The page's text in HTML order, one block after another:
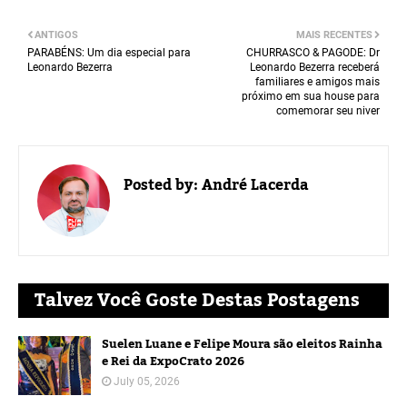
MAIS RECENTES
CHURRASCO & PAGODE: Dr
Leonardo Bezerra receberá
familiares e amigos mais
próximo em sua house para
comemorar seu niver
ANTIGOS
PARABÉNS: Um dia especial para
Leonardo Bezerra
Posted by:André Lacerda
Talvez Você Goste Destas Postagens
Suelen Luane e Felipe Moura são eleitos Rainha
e Rei da ExpoCrato 2026
July 05, 2026